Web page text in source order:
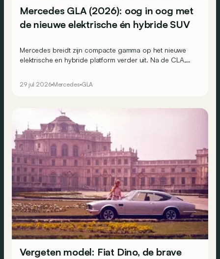
Mercedes GLA (2026): oog in oog met
de nieuwe elektrische én hybride SUV
Mercedes breidt zijn compacte gamma op het nieuwe
elektrische en hybride platform verder uit. Na de CLA,
29 jul 2026 Mercedes GLA
Vergeten model: Fiat Dino, de brave